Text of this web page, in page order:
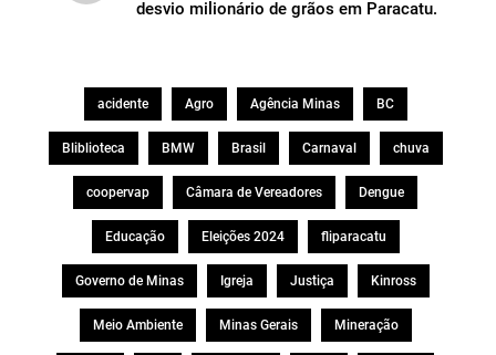
desvio milionário de grãos em Paracatu.
acidente Agro Agência Minas BC
Bliblioteca BMW Brasil Carnaval chuva
coopervap Câmara de Vereadores Dengue
Educação Eleições 2024 fliparacatu
Governo de Minas Igreja Justiça Kinross
Meio Ambiente Minas Gerais Mineração